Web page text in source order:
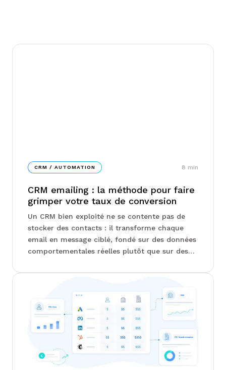
CRM / AUTOMATION 8 min
CRM emailing : la méthode pour faire
grimper votre taux de conversion
Un CRM bien exploité ne se contente pas de
stocker des contacts : il transforme chaque
email en message ciblé, fondé sur des données
comportementales réelles plutôt que sur des
automatisation, choix des bons outils, l'équipe
synchroniser CRM et emailing sans perdre en
pertinence ni en délivrabilité...